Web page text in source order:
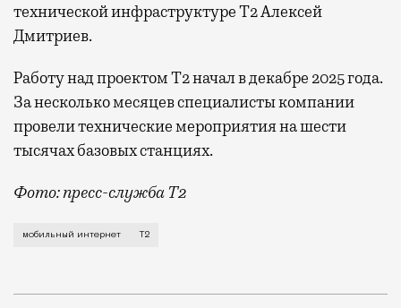
технической инфраструктуре Т2 Алексей
Дмитриев.
Работу над проектом Т2 начал в декабре 2025 года.
За несколько месяцев специалисты компании
провели технические мероприятия на шести
тысячах базовых станциях.
Фото: пресс-служба Т2
Мобильный оператор Т2 завершил работы по
мобильный интернет Т2